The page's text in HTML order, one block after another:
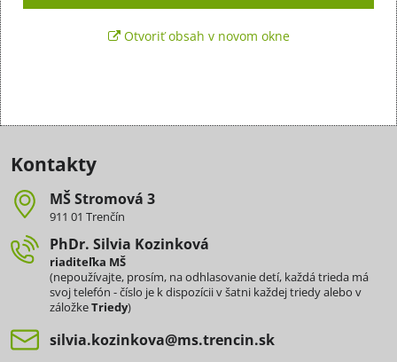
Otvoriť obsah v novom okne
Kontakty
MŠ Stromová 3
911 01 Trenčín
PhDr​. Silvia Kozinková
riaditeľka MŠ
(nepoužívajte, prosím, na odhlasovanie detí, každá trieda má
svoj telefón - číslo je k dispozícii v šatni každej triedy alebo v
záložkeTriedy)
silvia​.kozinkova​@ms​.trencin​.sk